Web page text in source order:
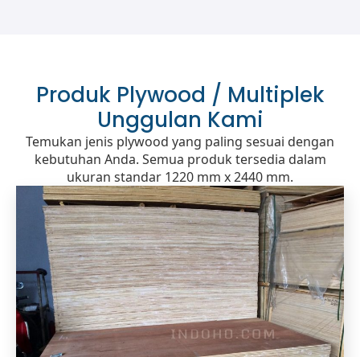
Produk Plywood / Multiplek
Unggulan Kami
Temukan jenis plywood yang paling sesuai dengan
kebutuhan Anda. Semua produk tersedia dalam
ukuran standar 1220 mm x 2440 mm.